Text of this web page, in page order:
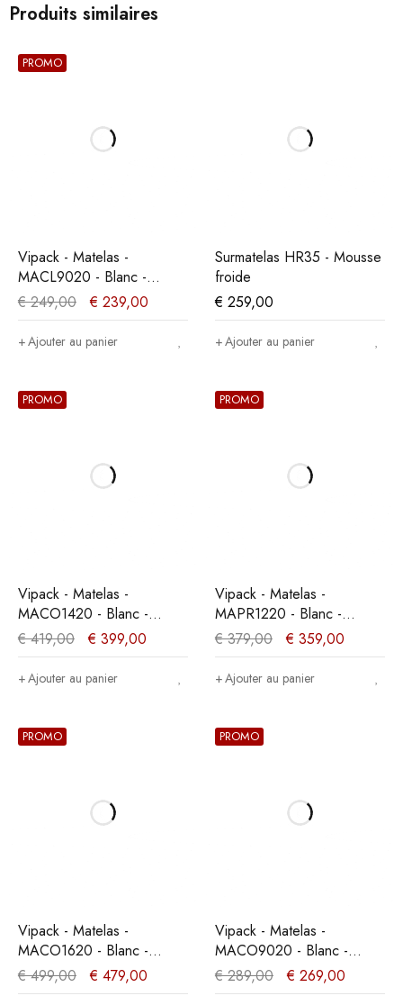
Produits similaires
PROMO
Vipack - Matelas -
MACL9020 - Blanc -
90x15x200cm
€249,00 € 239,00
Ajouter au panier
Surmatelas HR35 - Mousse
froide
€ 259,00
Ajouter au panier
PROMO
Vipack - Matelas -
MACO1420 - Blanc -
140x19x200cm
€419,00 € 399,00
Ajouter au panier
PROMO
Vipack - Matelas -
MAPR1220 - Blanc -
120x19x200cm
€379,00 € 359,00
Ajouter au panier
PROMO
Vipack - Matelas -
MACO1620 - Blanc -
160x19x200cm
€499,00 € 479,00
PROMO
Vipack - Matelas -
MACO9020 - Blanc -
90x19x200cm
€289,00 € 269,00